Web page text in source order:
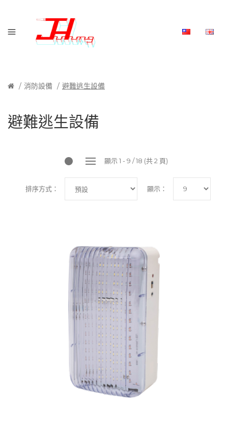
消防設備 避難逃生設備
避難逃生設備
顯示 1 - 9 / 18 (共 2 頁)
排序方式： 顯示：